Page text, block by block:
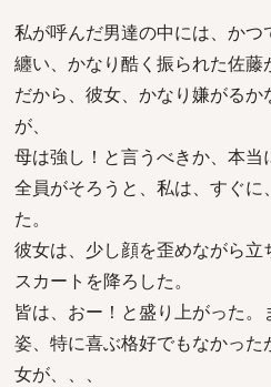
私が呼んだ男達の中には、かつ
纏い、かなり酷く振られた佐藤
だから、彼女、かなり嫌がる
が、
母は強し！と言うべきか、本当
全員がそろうと、私は、すぐに
た。
彼女は、少し顔を歪めながら立
スカートを降ろした。
皆は、おー！と盛り上がった
姿、特に喜ぶ格好でもなかっ
女が、、、